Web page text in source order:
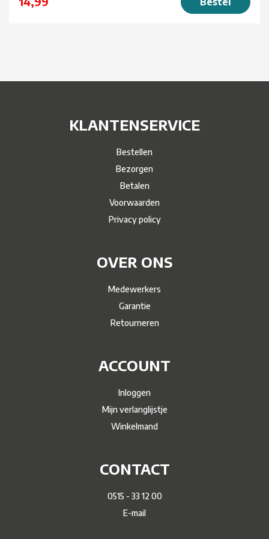
KLANTENSERVICE
Bestellen
Bezorgen
Betalen
Voorwaarden
Privacy policy
OVER ONS
Medewerkers
Garantie
Retourneren
ACCOUNT
Inloggen
Mijn verlanglijstje
Winkelmand
CONTACT
0515 - 33 12 00
E-mail